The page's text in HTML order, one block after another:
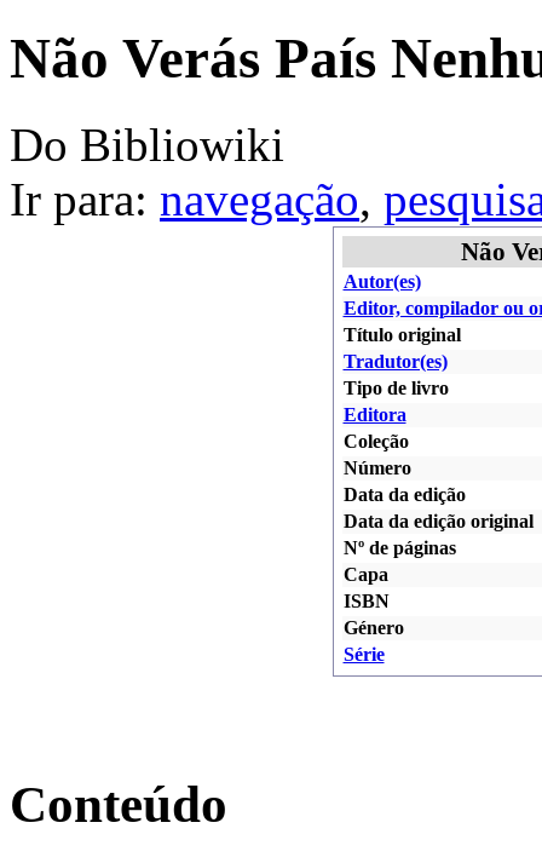
Não Verás País
Do Bibliowiki
Ir para: navegação,
Não
Autor(es)
Editor, compilador ou
Título original
Tradutor(es)
Tipo de livro
Editora
Coleção
Número
Data da edição
Data da edição original
Nº de páginas
Capa
ISBN
Género
Série
Conteúdo